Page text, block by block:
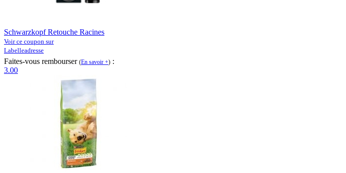
Schwarzkopf Retouche Racines
Voir ce coupon sur
Labelleadresse
Faites-vous rembourser (En savoir +) :
3.00